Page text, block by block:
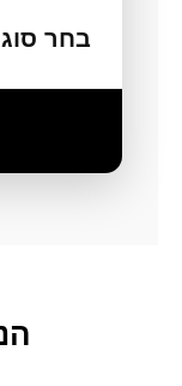
בחר סוג